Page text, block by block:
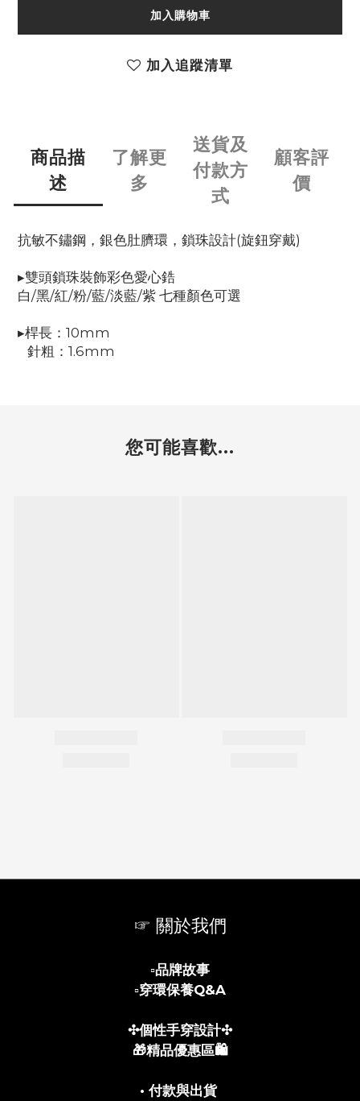
加入購物車
加入追蹤清單
商品描
述
了解更
多
送貨及
付款方
式
顧客評
價
抗敏不鏽鋼，銀色肚臍環，鎖珠設計(旋鈕穿戴)
▸雙頭鎖珠裝飾彩色愛心鋯
白/黑/紅/粉/藍/淡藍/紫 七種顏色可選
▸桿長：10mm
針粗：1.6mm
您可能喜歡...
☞ 關於我們
▫️品牌故事
▫️穿環保養Q&A
✣個性手穿設計✣
🎁精品優惠區🛍️
• 付款與出貨